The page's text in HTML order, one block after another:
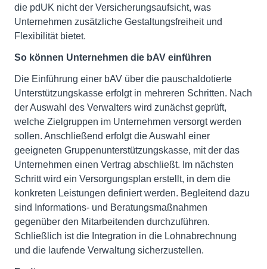
die pdUK nicht der Versicherungsaufsicht, was
Unternehmen zusätzliche Gestaltungsfreiheit und
Flexibilität bietet.
So können Unternehmen die bAV einführen
Die Einführung einer bAV über die pauschaldotierte
Unterstützungskasse erfolgt in mehreren Schritten. Nach
der Auswahl des Verwalters wird zunächst geprüft,
welche Zielgruppen im Unternehmen versorgt werden
sollen. Anschließend erfolgt die Auswahl einer
geeigneten Gruppenunterstützungskasse, mit der das
Unternehmen einen Vertrag abschließt. Im nächsten
Schritt wird ein Versorgungsplan erstellt, in dem die
konkreten Leistungen definiert werden. Begleitend dazu
sind Informations- und Beratungsmaßnahmen
gegenüber den Mitarbeitenden durchzuführen.
Schließlich ist die Integration in die Lohnabrechnung
und die laufende Verwaltung sicherzustellen.